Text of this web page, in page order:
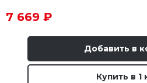
7 669 ₽
Добавить в
Купить в 1